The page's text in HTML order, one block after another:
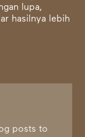
lupa,
hasilnya lebih
posts to